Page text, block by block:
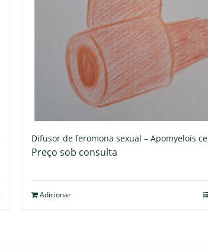
Difusor de feromona sexual – Apomyelois
Preço sob consulta
Adicionar